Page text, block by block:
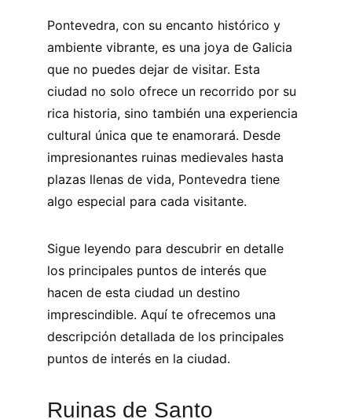
Pontevedra, con su encanto histórico y
ambiente vibrante, es una joya de Galicia
que no puedes dejar de visitar. Esta
ciudad no solo ofrece un recorrido por su
rica historia, sino también una experiencia
cultural única que te enamorará. Desde
impresionantes ruinas medievales hasta
plazas llenas de vida, Pontevedra tiene
algo especial para cada visitante.
Sigue leyendo para descubrir en detalle
los principales puntos de interés que
hacen de esta ciudad un destino
imprescindible. Aquí te ofrecemos una
descripción detallada de los principales
puntos de interés en la ciudad.
Ruinas de Santo